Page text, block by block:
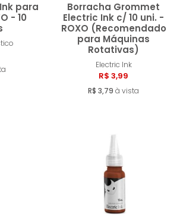
para
- 10
Borracha Grommet
Electric Ink c/ 10 uni. -
ROXO (Recomendado
para Máquinas
Rotativas)
Electric Ink
R$ 3,99
R$ 3,79 à vista